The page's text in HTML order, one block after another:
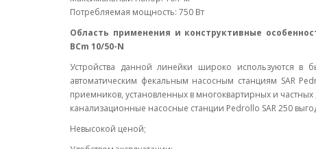
Потребляемая мощность: 750 Вт
Область применения и конструктивные
BCm 10/50-N
Устройства данной линейки широко используются в
автоматическим фекальным насосным станциям SAR
приемников, установленных в многоквартирных и
канализационные насосные станции Pedrollo SAR 250
Невысокой ценой;